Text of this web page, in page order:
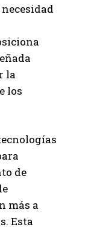
la
los
de
más a
Esta